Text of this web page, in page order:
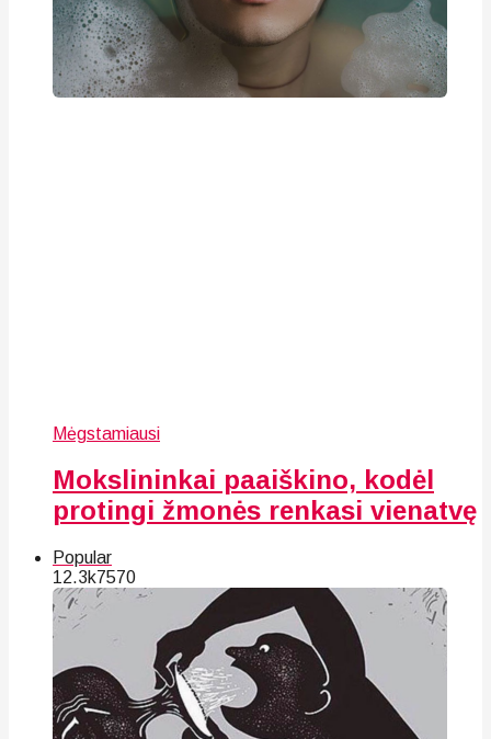
Mėgstamiausi
Mokslininkai paaiškino, kodėl
protingi žmonės renkasi vienatvę
Popular
12.3k7570